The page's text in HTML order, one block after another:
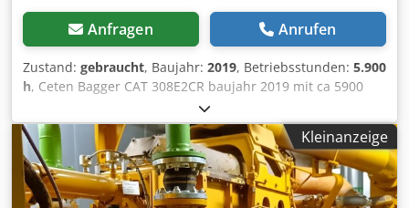
Anfragen Anrufen
Zustand: gebraucht, Baujahr: 2019, Betriebsstunden: 5.900
h, Ceten Bagger CAT 308E2CR baujahr 2019 mit ca 5900
stunden Dsdpfx Akexnvlcjpjkr sehr gute Zustand
Kleinanzeige